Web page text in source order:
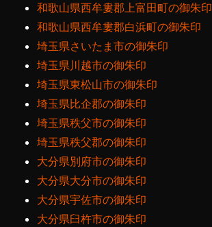
和歌山県西牟婁郡上富田町の御朱印
和歌山県西牟婁郡白浜町の御朱印
埼玉県さいたま市の御朱印
埼玉県川越市の御朱印
埼玉県東松山市の御朱印
埼玉県比企郡の御朱印
埼玉県秩父市の御朱印
埼玉県秩父郡の御朱印
大分県別府市の御朱印
大分県大分市の御朱印
大分県宇佐市の御朱印
大分県臼杵市の御朱印